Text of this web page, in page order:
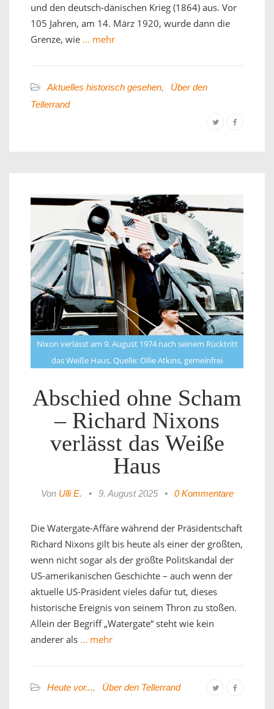
und den deutsch-dänischen Krieg (1864) aus. Vor
105 Jahren, am 14. März 1920, wurde dann die
Grenze, wie … mehr
Aktuelles historisch gesehen,
Über den
Tellerrand
Nixon verlässt am 9. August 1974 nach seinem Rücktritt
das Weiße Haus, Quelle: Ollie Atkins, gemeinfrei
Abschied ohne Scham
– Richard Nixons
verlässt das Weiße
Haus
Von Ulli E. • 9. August 2025 • 0 Kommentare
Die Watergate-Affäre während der Präsidentschaft
Richard Nixons gilt bis heute als einer der größten,
wenn nicht sogar als der größte Politskandal der
US-amerikanischen Geschichte – auch wenn der
aktuelle US-Präsident vieles dafür tut, dieses
historische Ereignis von seinem Thron zu stoßen.
Allein der Begriff „Watergate“ steht wie kein
anderer als … mehr
Heute vor..., Über den Tellerrand